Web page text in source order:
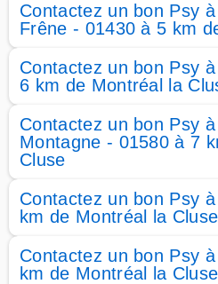
Contactez un bon Psy
Frêne - 01430 à 5 km
Contactez un bon Psy
6 km de Montréal la
Contactez un bon Psy
Montagne - 01580 à 7
Cluse
Contactez un bon Psy
km de Montréal la Cluse
Contactez un bon Psy
km de Montréal la Cluse